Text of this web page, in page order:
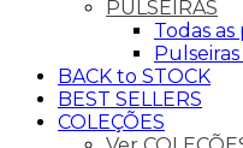
PULSEIRAS
Todas
BACK to STOCK
BEST SELLERS
COLEÇÕES